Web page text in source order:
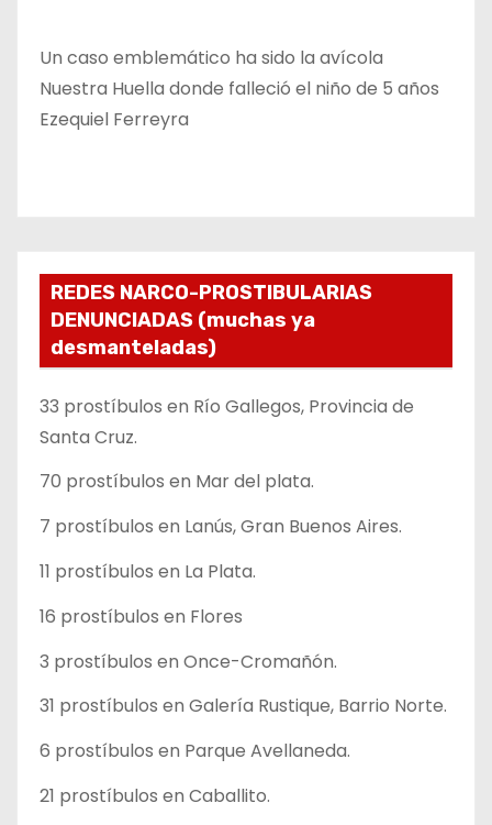
Un caso emblemático ha sido la avícola
Nuestra Huella donde falleció el niño de 5 años
Ezequiel Ferreyra
REDES NARCO-PROSTIBULARIAS
DENUNCIADAS (muchas ya
desmanteladas)
33 prostíbulos en Río Gallegos, Provincia de
Santa Cruz.
70 prostíbulos en Mar del plata.
7 prostíbulos en Lanús, Gran Buenos Aires.
11 prostíbulos en La Plata.
16 prostíbulos en Flores
3 prostíbulos en Once-Cromañón.
31 prostíbulos en Galería Rustique, Barrio Norte.
6 prostíbulos en Parque Avellaneda.
21 prostíbulos en Caballito.